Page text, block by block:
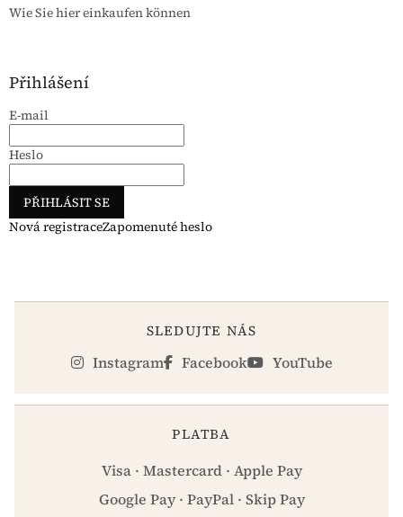
Wie Sie hier einkaufen können
Přihlášení
E-mail
Heslo
PŘIHLÁSIT SE
Nová registraceZapomenuté heslo
SLEDUJTE NÁS
Instagram Facebook YouTube
PLATBA
Visa · Mastercard · Apple Pay
Google Pay · PayPal · Skip Pay